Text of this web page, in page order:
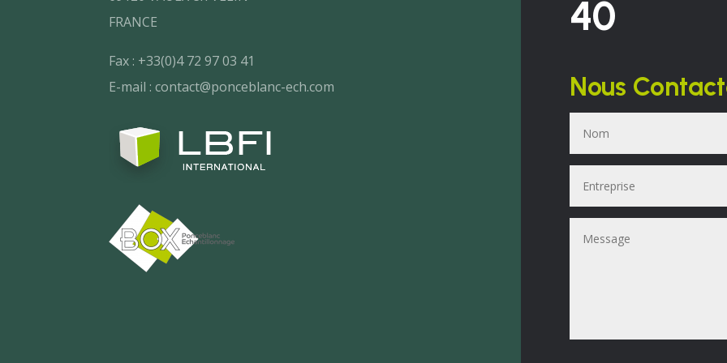
FRANCE
Fax : +33(0)4 72 97 03 41
E-mail : contact@ponceblanc-ech.com
40
Nous